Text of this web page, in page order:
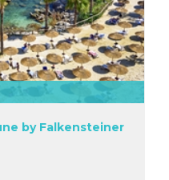
by Falkensteiner